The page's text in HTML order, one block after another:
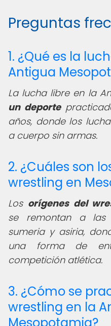
Preguntas
1. ¿Qué es la
Antigua
La lucha libre en la
un deporte
años, donde los
a cuerpo sin armas.
2. ¿Cuáles son
wrestling en
Los orígenes del
se remontan a las
sumeria y asiria,
una forma de
competición atlética.
3. ¿Cómo se
wrestling en la